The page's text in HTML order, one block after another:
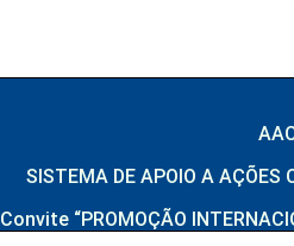
SISTEMA DE APOIO A
Convite “PROMOÇÃO